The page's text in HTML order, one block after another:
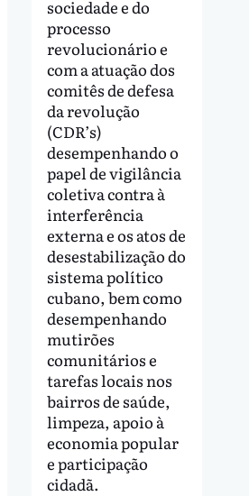
sociedade e do
processo
revolucionário e
com a atuação dos
comitês de defesa
da revolução
(CDR’s)
desempenhando o
papel de vigilância
coletiva contra à
interferência
externa e os atos de
desestabilização do
sistema político
cubano, bem como
desempenhando
mutirões
comunitários e
tarefas locais nos
bairros de saúde,
limpeza, apoio à
economia popular
e participação
cidadã.